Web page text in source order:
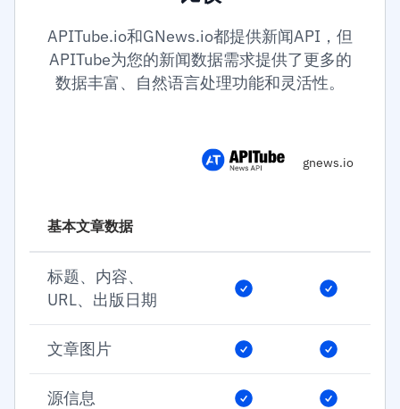
APITube.io和GNews.io都提供新闻API，但
APITube为您的新闻数据需求提供了更多的
数据丰富、自然语言处理功能和灵活性。
gnews.io
基本文章数据
标题、内容、
URL、出版日期
文章图片
源信息